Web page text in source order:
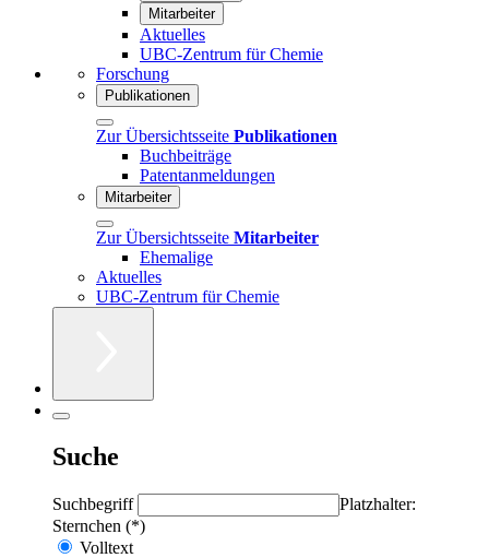
Mitarbeiter
Aktuelles
UBC-Zentrum für Chemie
Forschung
Publikationen
Zur Übersichtsseite Publikationen
Buchbeiträge
Patentanmeldungen
Mitarbeiter
Zur Übersichtsseite Mitarbeiter
Ehemalige
Aktuelles
UBC-Zentrum für Chemie
Suche
Suchbegriff
Platzhalter:
Sternchen (*)
Volltext